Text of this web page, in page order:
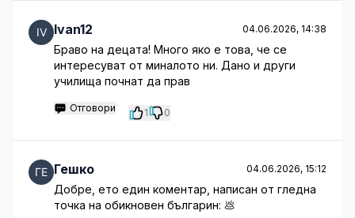
Ivan12 04.06.2026, 14:38
Браво на децата! Много яко е това, че се
интересуват от миналото ни. Дано и други
училища почнат да прав
Отговори 1 0
Гешко 04.06.2026, 15:12
Добре, ето един коментар, написан от гледна
точка на обикновен българин: 💩